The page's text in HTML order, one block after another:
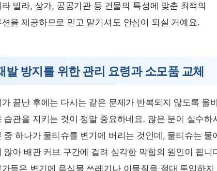
빌라, 상가, 공공기관 등 건물의 특성에 맞춘 최적의
을 제공하므로 믿고 맡기셔도 안심이 되실 거예요.
발 방지를 위한 관리 요령과 소모품 교체
끝난 후에는 다시는 같은 문제가 반복되지 않도록 올
습관을 지키는 것이 정말 중요하네요. 많은 분이 실수하
중 하나가 물티슈를 변기에 버리는 것인데, 물티슈는 물
않아 배관 커브 구간에 걸려 심각한 막힘의 원인이 됩니
들은 변기에 음식물 쓰레기나 이물질을 절대 투입하지